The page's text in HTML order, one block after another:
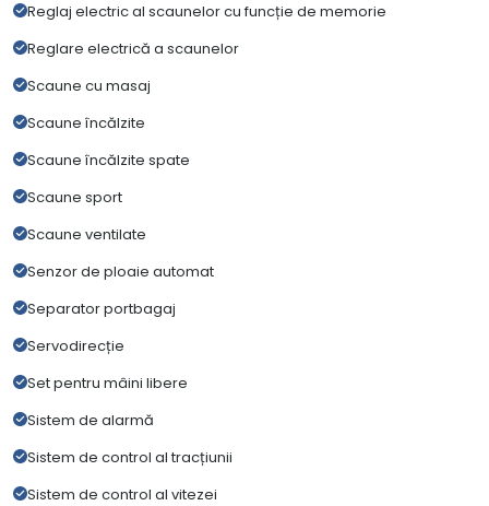
Reglaj electric al scaunelor cu funcție de memorie
Reglare electrică a scaunelor
Scaune cu masaj
Scaune încălzite
Scaune încălzite spate
Scaune sport
Scaune ventilate
Senzor de ploaie automat
Separator portbagaj
Servodirecție
Set pentru mâini libere
Sistem de alarmă
Sistem de control al tracțiunii
Sistem de control al vitezei